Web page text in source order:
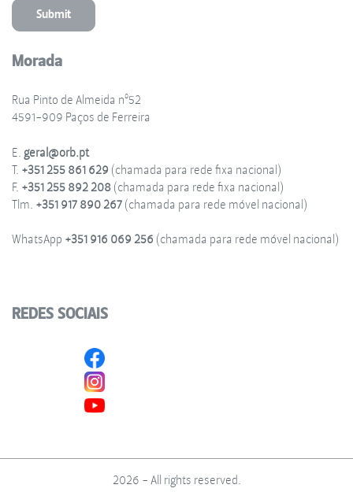
Morada
Rua Pinto de Almeida nº52
4591-909 Paços de Ferreira
E. geral@orb.pt
T. +351 255 861 629 (chamada para rede fixa nacional)
F. +351 255 892 208(chamada para rede fixa nacional)
Tlm. +351 917 890 267(chamada para rede móvel nacional)
WhatsApp +351 916 069 256 (chamada para rede móvel nacional)
REDES SOCIAIS
2026 - All rights reserved.